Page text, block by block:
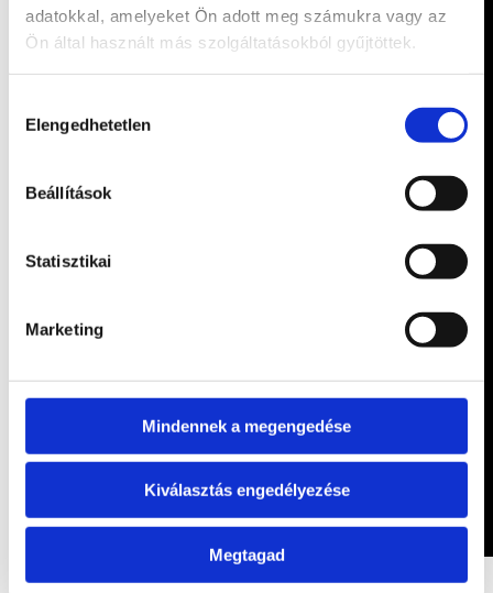
adatokkal, amelyeket Ön adott meg számukra vagy az
Ön által használt más szolgáltatásokból gyűjtöttek.
kiválasztása
Elengedhetetlen
Beállítások
Statisztikai
Marketing
Mindennek a megengedése
Kiválasztás engedélyezése
Megtagad